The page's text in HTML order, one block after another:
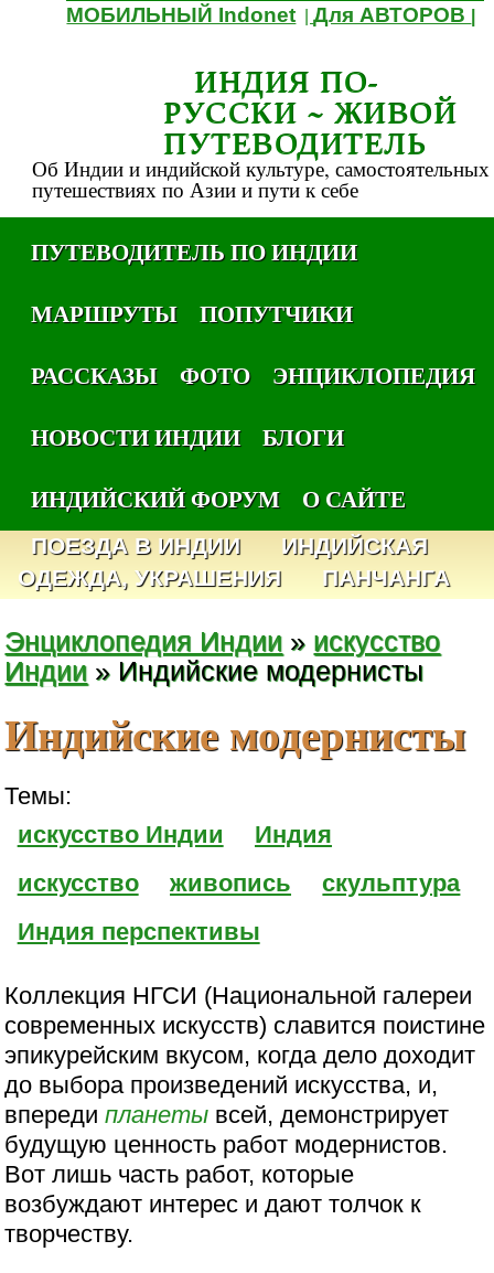
МОБИЛЬНЫЙ Indonet |Для АВТОРОВ
ИНДИЯ ПО-
РУССКИ ~ ЖИВОЙ
ПУТЕВОДИТЕЛЬ
Об Индии и индийской культуре, самостоятельных
путешествиях по Азии и пути к себе
ПУТЕВОДИТЕЛЬ ПО ИНДИИ
МАРШРУТЫ
ПОПУТЧИКИ
РАССКАЗЫ
ФОТО
ЭНЦИКЛОПЕДИЯ
НОВОСТИ ИНДИИ
БЛОГИ
ИНДИЙСКИЙ ФОРУМ
О САЙТЕ
ПОЕЗДА В ИНДИИ
ИНДИЙСКАЯ
ОДЕЖДА, УКРАШЕНИЯ
ПАНЧАНГА
Энциклопедия Индии » искусство
Индии » Индийские модернисты
Индийские модернисты
Темы:
искусство Индии
Индия
искусство
живопись
скульптура
Индия перспективы
Коллекция НГСИ (Национальной галереи
современных искусств) славится поистине
эпикурейским вкусом, когда дело доходит
до выбора произведений искусства, и,
впередипланеты всей, демонстрирует
будущую ценность работ модернистов.
Вот лишь часть работ, которые
возбуждают интерес и дают толчок к
творчеству.